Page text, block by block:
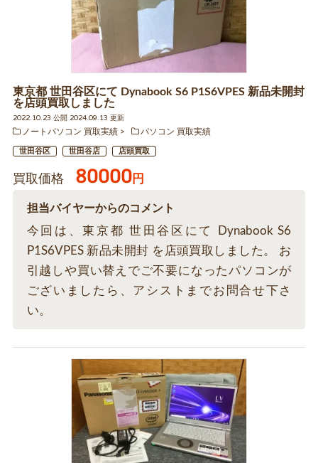
東京都 世田谷区にて Dynabook S6 P1S6VPES 新品未開封
を店頭買取しました
2022.10.23 公開 2024.09.13 更新
ノートパソコン 買取実績
パソコン 買取実績
世田谷区 世田谷店 店頭買取
買取価格 80000円
担当バイヤーからのコメント
今回は、東京都 世田谷区にて Dynabook S6
P1S6VPES 新品未開封 を店頭買取しました。 お
引越しや買い替えでご不要になったパソコンが
ございましたら、アシストまでお問合せ下さ
い。